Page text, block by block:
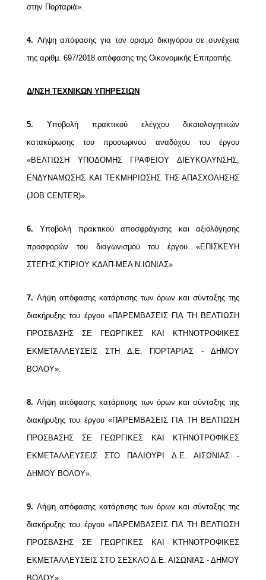
στην Πορταριά».
4. Λήψη απόφασης για τον ορισμό δικηγόρου σε συνέχεια
της αριθμ. 697/2018 απόφασης της Οικονομικής Επιτροπής.
Δ/ΝΣΗ ΤΕΧΝΙΚΩΝ ΥΠΗΡΕΣΙΩΝ
5.
Υποβολή πρακτικού ελέγχου δικαιολογητικών
κατακύρωσης του προσωρινού αναδόχου του έργου
«ΒΕΛΤΙΩΣΗ ΥΠΟΔΟΜΗΣ ΓΡΑΦΕΙΟΥ ΔΙΕΥΚΟΛΥΝΣΗΣ,
ΕΝΔΥΝΑΜΩΣΗΣ ΚΑΙ ΤΕΚΜΗΡΙΩΣΗΣ ΤΗΣ ΑΠΑΣΧΟΛΗΣΗΣ
(JOB CENTER)».
6.
Υποβολή πρακτικού αποσφράγισης και αξιολόγησης
προσφορών του διαγωνισμού του έργου «ΕΠΙΣΚΕΥΗ
ΣΤΕΓΗΣ ΚΤΙΡΙΟΥ ΚΔΑΠ-ΜΕΑ Ν.ΙΩΝΙΑΣ»
7. Λήψη απόφασης κατάρτισης των όρων και σύνταξης της
διακήρυξης του έργου «ΠΑΡΕΜΒΑΣΕΙΣ ΓΙΑ ΤΗ ΒΕΛΤΙΩΣΗ
ΠΡΟΣΒΑΣΗΣ ΣΕ ΓΕΩΡΓΙΚΕΣ ΚΑΙ ΚΤΗΝΟΤΡΟΦΙΚΕΣ
ΕΚΜΕΤΑΛΛΕΥΣΕΙΣ ΣΤΗ Δ.Ε. ΠΟΡΤΑΡΙΑΣ - ΔΗΜΟΥ
ΒΟΛΟΥ».
8. Λήψη απόφασης κατάρτισης των όρων και σύνταξης της
διακήρυξης του έργου «ΠΑΡΕΜΒΑΣΕΙΣ ΓΙΑ ΤΗ ΒΕΛΤΙΩΣΗ
ΠΡΟΣΒΑΣΗΣ ΣΕ ΓΕΩΡΓΙΚΕΣ ΚΑΙ ΚΤΗΝΟΤΡΟΦΙΚΕΣ
ΕΚΜΕΤΑΛΛΕΥΣΕΙΣ ΣΤΟ ΠΑΛΙΟΥΡΙ Δ.Ε. ΑΙΣΩΝΙΑΣ -
ΔΗΜΟΥ ΒΟΛΟΥ».
9. Λήψη απόφασης κατάρτισης των όρων και σύνταξης της
διακήρυξης του έργου «ΠΑΡΕΜΒΑΣΕΙΣ ΓΙΑ ΤΗ ΒΕΛΤΙΩΣΗ
ΠΡΟΣΒΑΣΗΣ ΣΕ ΓΕΩΡΓΙΚΕΣ ΚΑΙ ΚΤΗΝΟΤΡΟΦΙΚΕΣ
ΕΚΜΕΤΑΛΛΕΥΣΕΙΣ ΣΤΟ ΣΕΣΚΛΟ Δ.Ε. ΑΙΣΩΝΙΑΣ - ΔΗΜΟΥ
ΒΟΛΟΥ».